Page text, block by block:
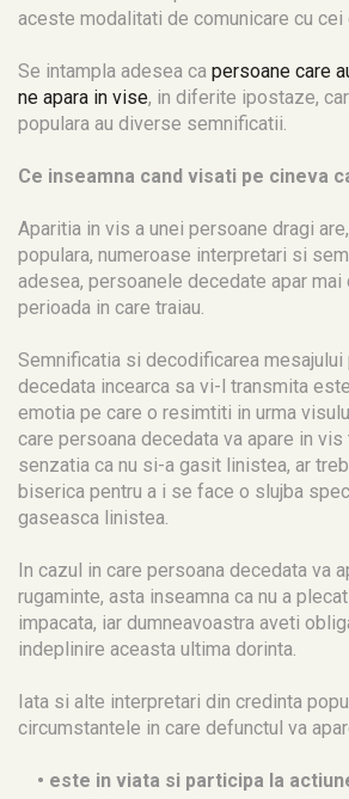
aceste modalitati de comunicare cu
Se intampla adesea ca persoane care
ne apara in vise, in diferite ipostaze,
populara au diverse semnificatii.
Ce inseamna cand visati pe cineva
Aparitia in vis a unei persoane dragi
populara, numeroase interpretari si
adesea, persoanele decedate apar
perioada in care traiau.
Semnificatia si decodificarea mesajului
decedata incearca sa vi-l transmita
emotia pe care o resimtiti in urma
care persoana decedata va apare in
senzatia ca nu si-a gasit linistea, ar
biserica pentru a i se face o slujba
gaseasca linistea.
In cazul in care persoana decedata va
rugaminte, asta inseamna ca nu a
impacata, iar dumneavoastra aveti
indeplinire aceasta ultima dorinta.
Iata si alte interpretari din credinta
circumstantele in care defunctul va
• este in viata si participa la